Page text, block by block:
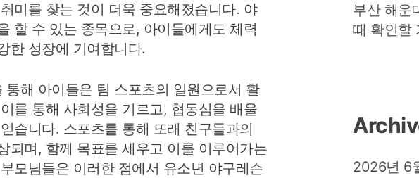
미를 찾는 것이 더욱 중요해졌습니다. 야
할 수 있는 종목으로, 아이들에게도 체력
한 성장에 기여합니다.
통해 아이들은 팀 스포츠의 일원으로서 활
를 통해 사회성을 기르고, 협동심을 배울
습니다. 스포츠를 통해 또래 친구들과의
되며, 함께 목표를 세우고 이를 이루어가는
모님들은 이러한 점에서 유소년 야구레슨
부산 해운
때 확인할
2026년 6